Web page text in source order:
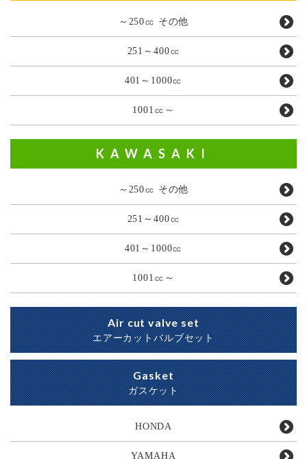
～250㏄ その他
251～400㏄
401～1000㏄
1001㏄～
KAWASAKI
～250㏄ その他
251～400㏄
401～1000㏄
1001㏄～
Air cut valve set
エアーカットバルブセット
Gasket
ガスケット
HONDA
YAMAHA